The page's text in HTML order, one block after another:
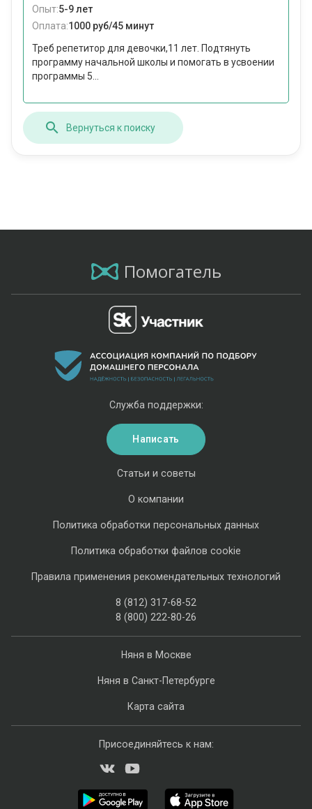
Опыт:5-9 лет
Оплата:1000 руб/45 минут
Треб репетитор для девочки,11 лет. Подтянуть
программу начальной школы и помогать в усвоении
программы 5...
Вернуться к поиску
Помогатель
Няня в Москве
Няня в Санкт-Петербурге
Карта сайта
Статьи и советы
О компании
Политика обработки персональных данных
Политика обработки файлов cookie
Правила применения рекомендательных технологий
8 (812) 317-68-52
8 (800) 222-80-26
Служба поддержки:
Написать
Присоединяйтесь к нам: